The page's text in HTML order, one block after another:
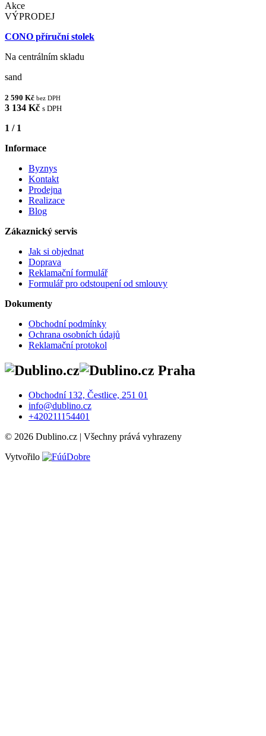
Akce
VÝPRODEJ
CONO příruční stolek
Na centrálním skladu
sand
2 590 Kč bez DPH
3 134 Kč s DPH
1 / 1
Informace
Byznys
Kontakt
Prodejna
Realizace
Blog
Zákaznický servis
Jak si objednat
Doprava
Reklamační formulář
Formulář pro odstoupení od smlouvy
Dokumenty
Obchodní podmínky
Ochrana osobních údajů
Reklamační protokol
Praha
Obchodní 132, Čestlice, 251 01
info@dublino.cz
+420211154401
© 2026 Dublino.cz | Všechny prává vyhrazeny
Vytvořilo